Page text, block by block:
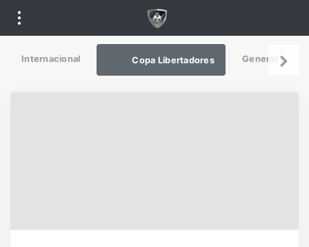
Internacional Copa Libertadores General